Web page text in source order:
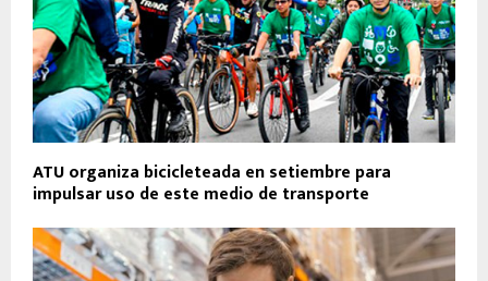
ATU organiza bicicleteada en setiembre para
impulsar uso de este medio de transporte